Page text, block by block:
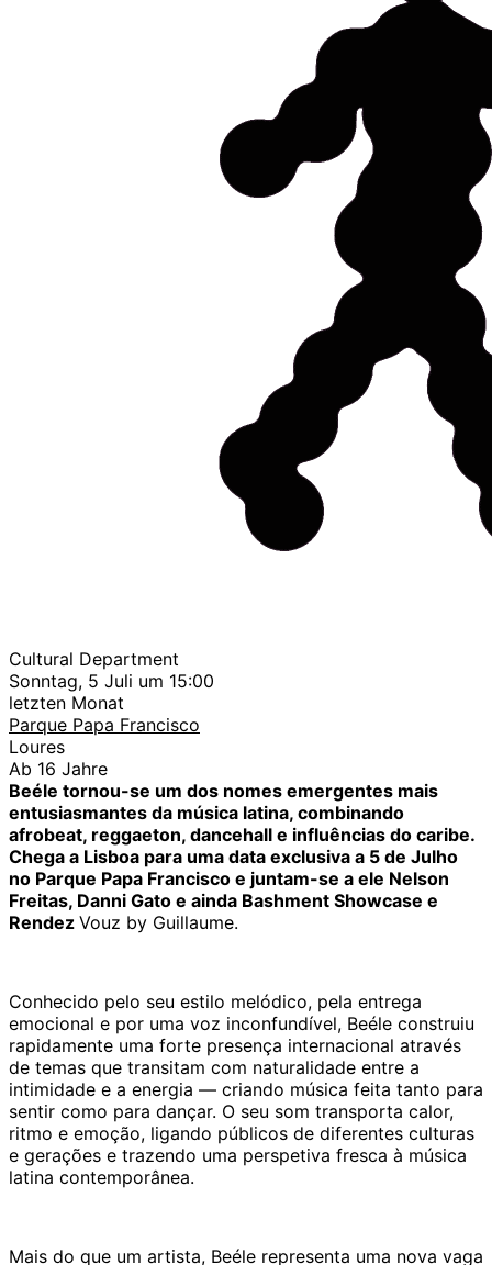
Cultural Department
Sonntag, 5 Juli um 15:00
letzten Monat
Parque Papa Francisco
Loures
Ab 16 Jahre
Beéle tornou-se um dos nomes emergentes mais
entusiasmantes da música latina, combinando
afrobeat, reggaeton, dancehall e influências do caribe.
Chega a Lisboa para uma data exclusiva a 5 de Julho
no Parque Papa Francisco e juntam-se a ele Nelson
Freitas, Danni Gato e ainda Bashment Showcase e
Rendez Vouz by Guillaume.
Conhecido pelo seu estilo melódico, pela entrega
emocional e por uma voz inconfundível, Beéle construiu
rapidamente uma forte presença internacional através
de temas que transitam com naturalidade entre a
intimidade e a energia — criando música feita tanto para
sentir como para dançar. O seu som transporta calor,
ritmo e emoção, ligando públicos de diferentes culturas
e gerações e trazendo uma perspetiva fresca à música
latina contemporânea.
Mais do que um artista, Beéle representa uma nova vaga